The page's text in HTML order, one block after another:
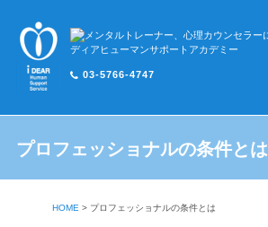
03-5766-4747
プロフェッショナルの条件とは
HOME > プロフェッショナルの条件とは